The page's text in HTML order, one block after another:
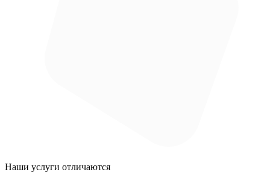
Наши услуги отличаются